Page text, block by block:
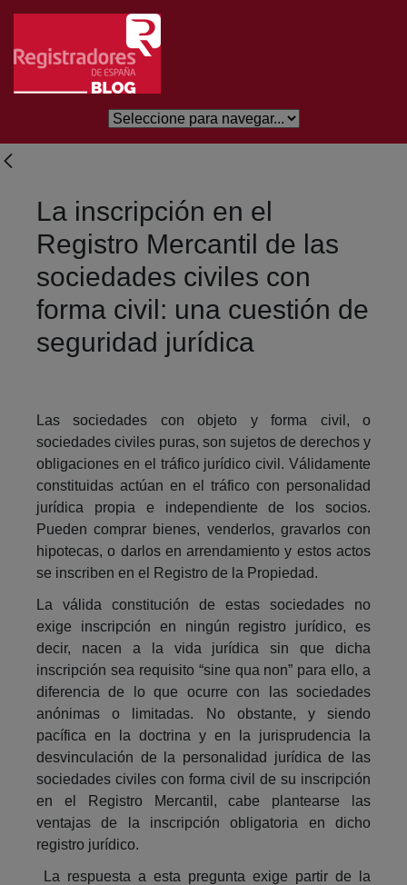
Saltar al contenido principal
La inscripción en el
Registro Mercantil de las
sociedades civiles con
forma civil: una cuestión de
seguridad jurídica
Las sociedades con objeto y forma civil, o
sociedades civiles puras, son sujetos de derechos y
obligaciones en el tráfico jurídico civil. Válidamente
constituidas actúan en el tráfico con personalidad
jurídica propia e independiente de los socios.
Pueden comprar bienes, venderlos, gravarlos con
hipotecas, o darlos en arrendamiento y estos actos
se inscriben en el Registro de la Propiedad.
La válida constitución de estas sociedades no
exige inscripción en ningún registro jurídico, es
decir, nacen a la vida jurídica sin que dicha
inscripción sea requisito “sine qua non” para ello, a
diferencia de lo que ocurre con las sociedades
anónimas o limitadas. No obstante, y siendo
pacífica en la doctrina y en la jurisprudencia la
desvinculación de la personalidad jurídica de las
sociedades civiles con forma civil de su inscripción
en el Registro Mercantil, cabe plantearse las
ventajas de la inscripción obligatoria en dicho
registro jurídico.
La respuesta a esta pregunta exige partir de la